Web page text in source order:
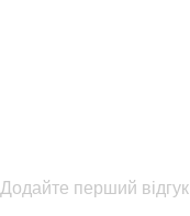
Додайте перший відгук